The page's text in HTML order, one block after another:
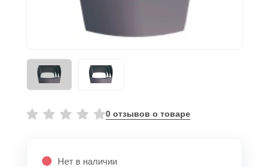
0 отзывов о товаре
Нет в наличии